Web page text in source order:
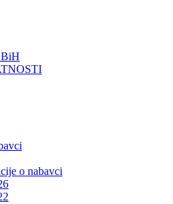
BiH
o nabavci